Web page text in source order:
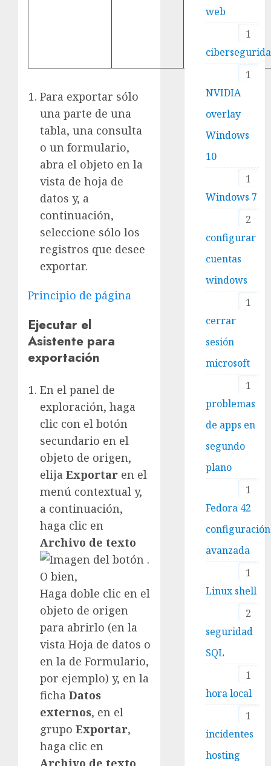
Para exportar sólo
una parte de una
tabla, una consulta
o un formulario,
abra el objeto en la
vista de hoja de
datos y, a
continuación,
seleccione sólo los
registros que desee
exportar.
Principio de página
Ejecutar el
Asistente para
exportación
En el panel de
exploración, haga
clic con el botón
secundario en el
objeto de origen,
elija Exportar en el
menú contextual y,
a continuación,
haga clic en
Archivo de texto
.
O bien,
Haga doble clic en el
objeto de origen
para abrirlo (en la
vista Hoja de datos o
en la de Formulario,
por ejemplo) y, en la
ficha Datos
externos, en el
grupo Exportar,
haga clic en
Archivo de texto
web
1
1
NVIDIA
overlay
Windows
10
1
Windows 7
2
configurar
cuentas
windows
1
cerrar
sesión
microsoft
1
problemas
de apps en
segundo
plano
1
Fedora 42
configuración
avanzada
1
Linux shell
2
seguridad
SQL
1
hora local
1
incidentes
hosting